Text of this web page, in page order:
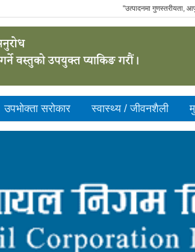
"उत्पादनमा गुणस्तरीयता,
उपभाेक्ता सरोकार स्वास्थ्य / जीवनशैली